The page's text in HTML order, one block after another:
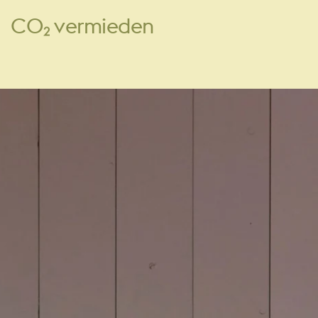
CO₂ vermieden